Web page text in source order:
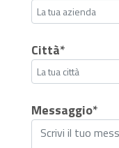
Città*
Messaggio*